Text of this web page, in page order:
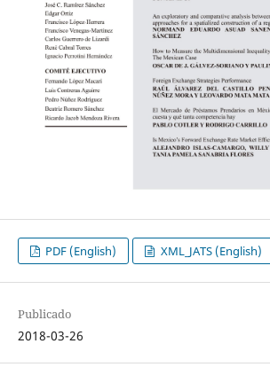
PDF (English) XML_JATS (English)
Publicado
2018-03-26